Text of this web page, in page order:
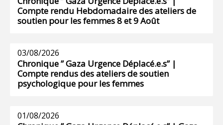
Compte rendu Hebdomadaire des ateliers de
soutien pour les femmes 8 et 9 Août
03/08/2026
Chronique ” Gaza Urgence Déplacé.e.s” |
Compte rendus des ateliers de soutien
psychologique pour les femmes
01/08/2026